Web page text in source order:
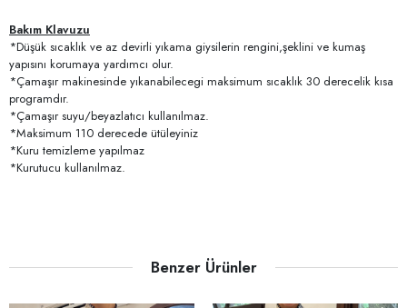
Bakım Klavuzu
*Düşük sıcaklık ve az devirli yıkama giysilerin rengini,şeklini ve kumaş
yapısını korumaya yardımcı olur.
*Çamaşır makinesinde yıkanabilecegi maksimum sıcaklık 30 derecelik kısa
programdır.
*Çamaşır suyu/beyazlatıcı kullanılmaz.
*Maksimum 110 derecede ütüleyiniz
*Kuru temizleme yapılmaz
*Kurutucu kullanılmaz.
Benzer Ürünler